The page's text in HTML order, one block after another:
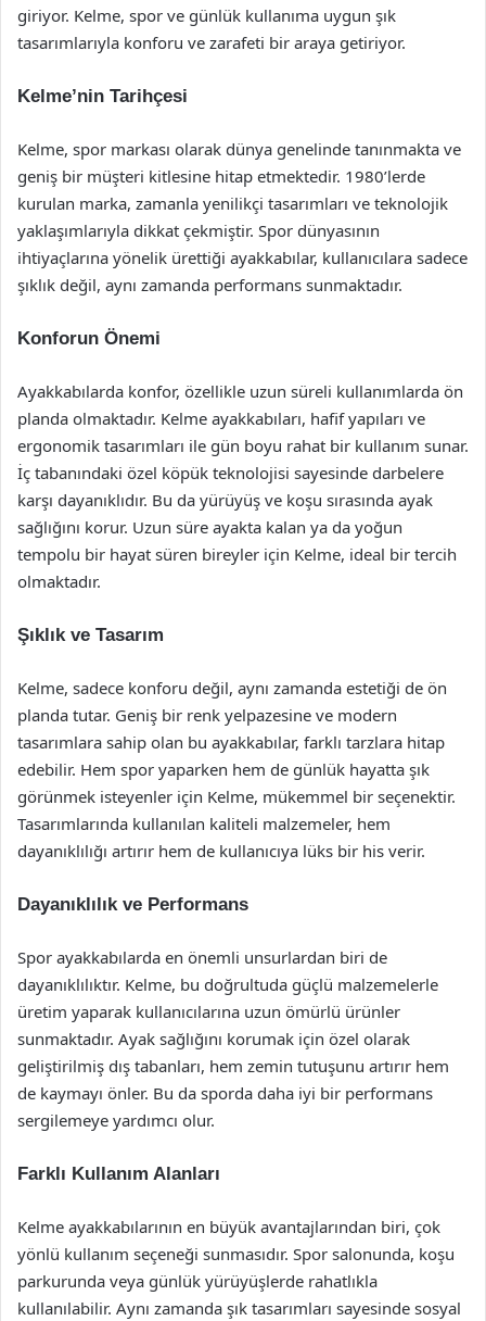
giriyor. Kelme, spor ve günlük kullanıma uygun şık
tasarımlarıyla konforu ve zarafeti bir araya getiriyor.
Kelme’nin Tarihçesi
Kelme, spor markası olarak dünya genelinde tanınmakta ve
geniş bir müşteri kitlesine hitap etmektedir. 1980’lerde
kurulan marka, zamanla yenilikçi tasarımları ve teknolojik
yaklaşımlarıyla dikkat çekmiştir. Spor dünyasının
ihtiyaçlarına yönelik ürettiği ayakkabılar, kullanıcılara sadece
şıklık değil, aynı zamanda performans sunmaktadır.
Konforun Önemi
Ayakkabılarda konfor, özellikle uzun süreli kullanımlarda ön
planda olmaktadır. Kelme ayakkabıları, hafif yapıları ve
ergonomik tasarımları ile gün boyu rahat bir kullanım sunar.
İç tabanındaki özel köpük teknolojisi sayesinde darbelere
karşı dayanıklıdır. Bu da yürüyüş ve koşu sırasında ayak
sağlığını korur. Uzun süre ayakta kalan ya da yoğun
tempolu bir hayat süren bireyler için Kelme, ideal bir tercih
olmaktadır.
Şıklık ve Tasarım
Kelme, sadece konforu değil, aynı zamanda estetiği de ön
planda tutar. Geniş bir renk yelpazesine ve modern
tasarımlara sahip olan bu ayakkabılar, farklı tarzlara hitap
edebilir. Hem spor yaparken hem de günlük hayatta şık
görünmek isteyenler için Kelme, mükemmel bir seçenektir.
Tasarımlarında kullanılan kaliteli malzemeler, hem
dayanıklılığı artırır hem de kullanıcıya lüks bir his verir.
Dayanıklılık ve Performans
Spor ayakkabılarda en önemli unsurlardan biri de
dayanıklılıktır. Kelme, bu doğrultuda güçlü malzemelerle
üretim yaparak kullanıcılarına uzun ömürlü ürünler
sunmaktadır. Ayak sağlığını korumak için özel olarak
geliştirilmiş dış tabanları, hem zemin tutuşunu artırır hem
de kaymayı önler. Bu da sporda daha iyi bir performans
sergilemeye yardımcı olur.
Farklı Kullanım Alanları
Kelme ayakkabılarının en büyük avantajlarından biri, çok
yönlü kullanım seçeneği sunmasıdır. Spor salonunda, koşu
parkurunda veya günlük yürüyüşlerde rahatlıkla
kullanılabilir. Aynı zamanda şık tasarımları sayesinde sosyal